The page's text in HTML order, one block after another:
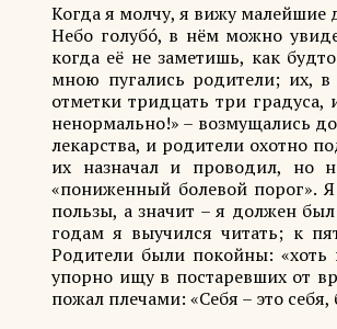
Когда я молчу, я вижу малейшие
Небо голубó, в нём можно
когда её не заметишь, как
мною пугались родители; их,
отметки тридцать три
ненормально!» – возмущались
лекарства, и родители охотно
их назначал и проводил, но
«пониженный болевой порог».
пользы, а значит – я должен
годам я выучился читать; к
Родители были покойны:
упорно ищу в постаревших от
пожал плечами: «Себя – это